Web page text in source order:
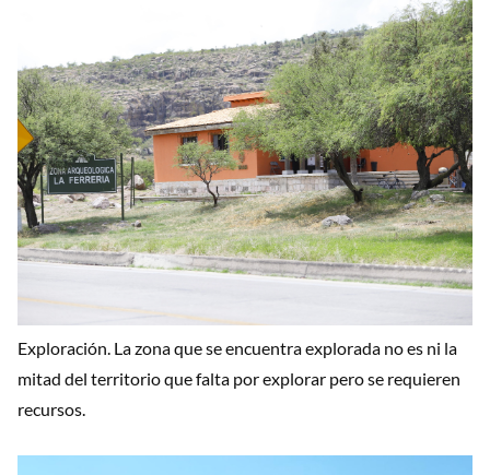
Exploración. La zona que se encuentra explorada no es ni la
mitad del territorio que falta por explorar pero se requieren
recursos.